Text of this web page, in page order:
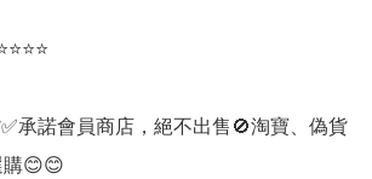
承諾會員商店，絕不出售🚫淘寶、偽貨
😊😊